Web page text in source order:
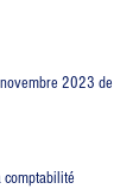
2023 de
comptabilité